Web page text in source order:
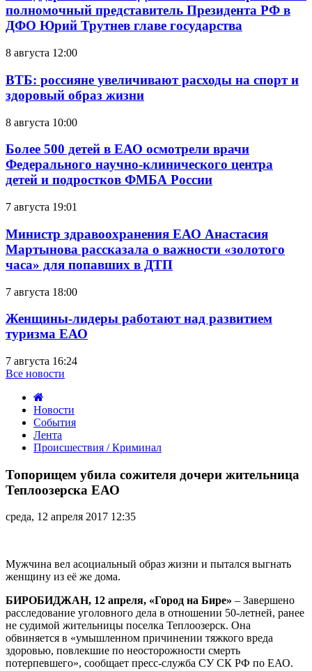
полномочный представитель Президента РФ в
ДФО Юрий Трутнев главе государства
8 августа 12:00
ВТБ: россияне увеличивают расходы на спорт и
здоровый образ жизни
8 августа 10:00
Более 500 детей в ЕАО осмотрели врачи
Федерального научно-клинического центра
детей и подростков ФМБА России
7 августа 19:01
Министр здравоохранения ЕАО Анастасия
Мартынова рассказала о важности «золотого
часа» для попавших в ДТП
7 августа 18:00
Женщины-лидеры работают над развитием
туризма ЕАО
7 августа 16:24
Все новости
Новости
События
Лента
Происшествия / Криминал
убила
сожителя
дочери
Теплоозерска
Топорищем убила сожителя дочери жительница
Теплоозерска ЕАО
среда, 12 апреля 2017 12:35
Мужчина вел асоциальный образ жизни и пытался выгнать
женщину из её же дома.
БИРОБИДЖАН, 12 апреля, «Город на Бире» – Завершено
расследование уголовного дела в отношении 50-летней, ранее
не судимой жительницы поселка Теплоозерск. Она
обвиняется в «умышленном причинении тяжкого вреда
здоровью, повлекшие по неосторожности смерть
потерпевшего», сообщает пресс-служба СУ СК РФ по ЕАО.